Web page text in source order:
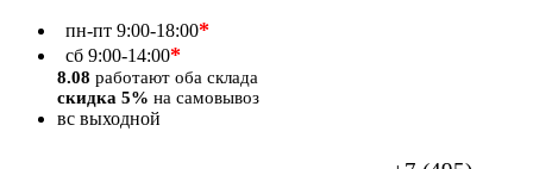
пн-пт 9:00-18:00*
сб 9:00-14:00*
8.08 работают оба склада
скидка 5% на самовывоз
вс выходной